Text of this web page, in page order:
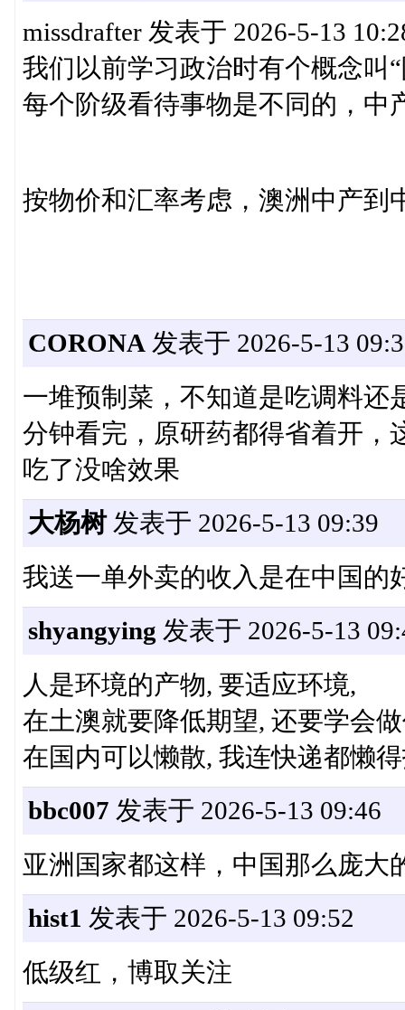
missdrafter 发表于 2026-5-13
我们以前学习政治时有个概念叫
每个阶级看待事物是不同的，中
按物价和汇率考虑，澳洲中产到
CORONA发表于 2026-5-13
一堆预制菜，不知道是吃调料还
分钟看完，原研药都得省着开，
吃了没啥效果
大杨树发表于 2026-5-13 09:39
我送一单外卖的收入是在中国的
shyangying 发表于 2026-5-13
人是环境的产物, 要适应环境,
在土澳就要降低期望, 还要学会
在国内可以懒散, 我连快递都懒
bbc007 发表于 2026-5-13 09:46
亚洲国家都这样，中国那么庞大
hist1 发表于 2026-5-13 09:52
低级红，博取关注